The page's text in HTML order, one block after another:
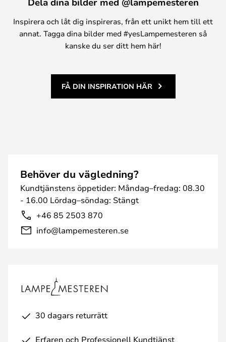
Inspirera och låt dig inspireras, från ett unikt hem till ett
annat. Tagga dina bilder med #yesLampemesteren så
kanske du ser ditt hem här!
FÅ DIN INSPIRATION HÄR
Behöver du vägledning?
Kundtjänstens öppetider: Måndag–fredag: 08.30
- 16.00 Lördag–söndag: Stängt
+46 85 2503 870
info@lampemesteren.se
30 dagars returrätt
Erfaren och Professionell Kundtjänst